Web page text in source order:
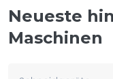
Neueste
Maschinen